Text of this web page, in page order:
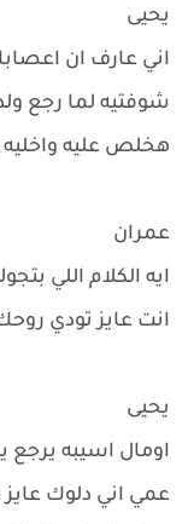
يحيى
اني عارف ان
شوفتيه لما رجع
هخلص عليه
عمران
ايه الكلام اللي
انت عايز تودي
يحيى
اومال اسيبه يرجع
عمي اني دلوك